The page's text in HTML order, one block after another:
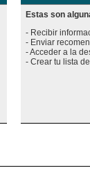
Estas son
- Recibir
- Enviar
- Acceder a la